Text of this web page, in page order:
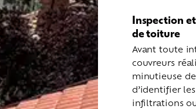
Inspection
de toiture
Avant toute
couvreurs
minutieuse
d’identifier
infiltrations